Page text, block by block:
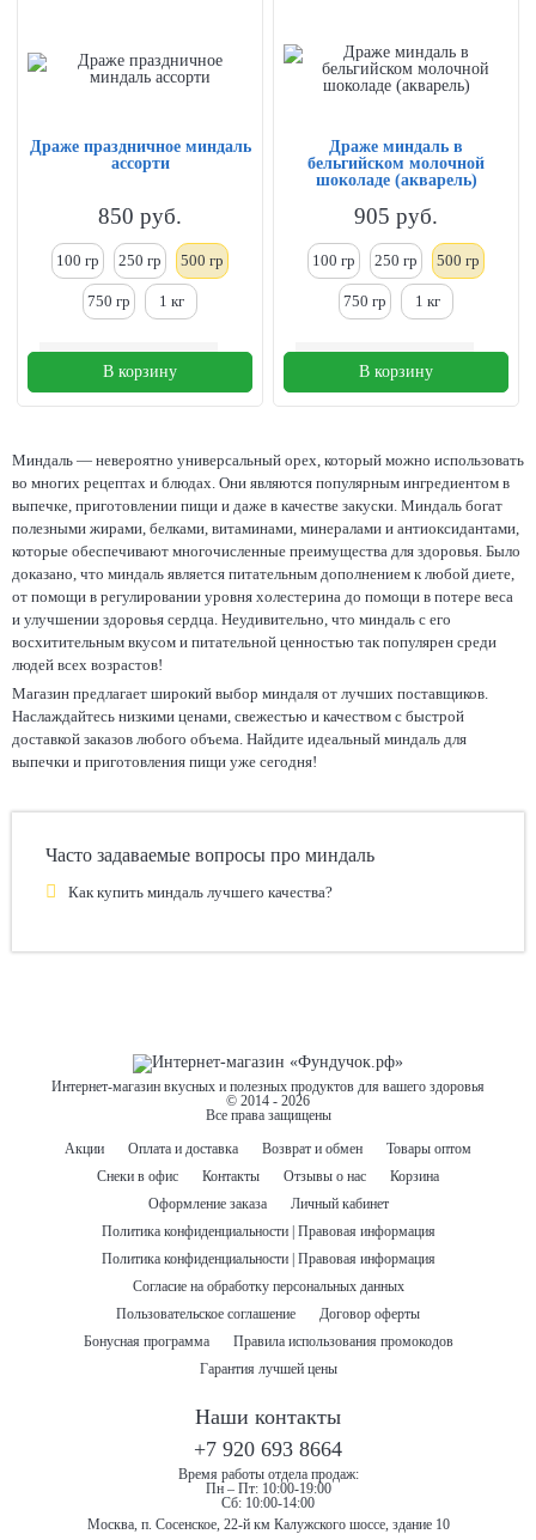
Драже праздничное миндаль
ассорти
850 руб.
100 гр 250 гр 500 гр
750 гр 1 кг
В корзину
Драже миндаль в
бельгийском молочной
шоколаде (акварель)
905 руб.
100 гр 250 гр 500 гр
750 гр 1 кг
В корзину
Миндаль — невероятно универсальный орех, который можно использовать
во многих рецептах и блюдах. Они являются популярным ингредиентом в
выпечке, приготовлении пищи и даже в качестве закуски. Миндаль богат
полезными жирами, белками, витаминами, минералами и антиоксидантами,
которые обеспечивают многочисленные преимущества для здоровья. Было
доказано, что миндаль является питательным дополнением к любой диете,
от помощи в регулировании уровня холестерина до помощи в потере веса
и улучшении здоровья сердца. Неудивительно, что миндаль с его
восхитительным вкусом и питательной ценностью так популярен среди
людей всех возрастов!
Магазин предлагает широкий выбор миндаля от лучших поставщиков.
Наслаждайтесь низкими ценами, свежестью и качеством с быстрой
доставкой заказов любого объема. Найдите идеальный миндаль для
выпечки и приготовления пищи уже сегодня!
Часто задаваемые вопросы про миндаль
Как купить миндаль лучшего качества?
Интернет-магазин вкусных и полезных продуктов для вашего здоровья
© 2014 - 2026
Все права защищены
Акции
Оплата и доставка Возврат и обмен
Товары оптом
Снеки в офис
Контакты Отзывы о нас
Корзина
Оформление заказа
Личный кабинет
Политика конфиденциальности | Правовая информация
Политика конфиденциальности | Правовая информация
Согласие на обработку персональных данных
Пользовательское соглашение
Договор оферты
Бонусная программа
Правила использования промокодов
Гарантия лучшей цены
Наши контакты
+7 920 693 8664
Время работы отдела продаж:
Пн – Пт: 10:00-19:00
Сб: 10:00-14:00
Москва, п. Сосенское, 22-й км Калужского шоссе, здание 10